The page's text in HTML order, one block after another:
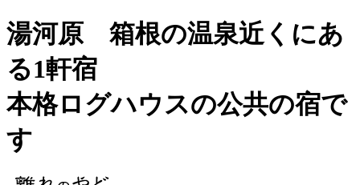
湯河原 箱根の温泉近くにあ
る1軒宿
本格ログハウスの公共の宿で
す